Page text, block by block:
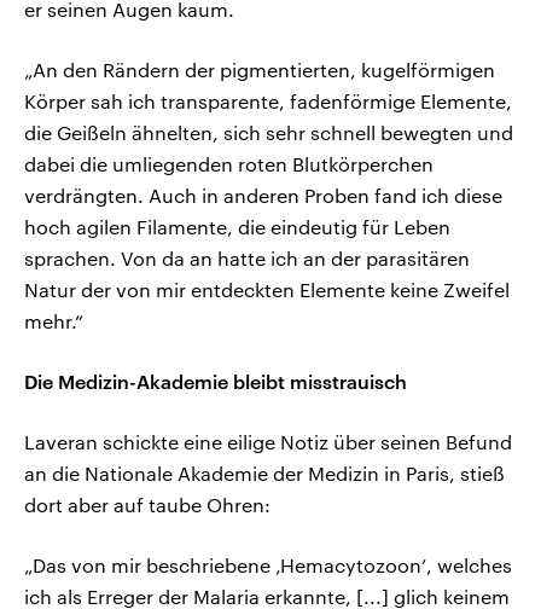
er seinen Augen kaum.
„An den Rändern der pigmentierten, kugelförmigen
Körper sah ich transparente, fadenförmige Elemente,
die Geißeln ähnelten, sich sehr schnell bewegten und
dabei die umliegenden roten Blutkörperchen
verdrängten. Auch in anderen Proben fand ich diese
hoch agilen Filamente, die eindeutig für Leben
sprachen. Von da an hatte ich an der parasitären
Natur der von mir entdeckten Elemente keine Zweifel
mehr.“
Die Medizin-Akademie bleibt misstrauisch
Laveran schickte eine eilige Notiz über seinen Befund
an die Nationale Akademie der Medizin in Paris, stieß
dort aber auf taube Ohren:
„Das von mir beschriebene ‚Hemacytozoon’, welches
ich als Erreger der Malaria erkannte, [...] glich keinem